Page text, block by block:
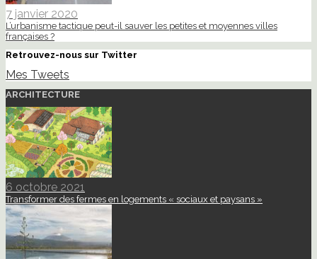
7 janvier 2020
L’urbanisme tactique peut-il sauver les petites et moyennes villes
françaises ?
Retrouvez-nous sur Twitter
Mes Tweets
ARCHITECTURE
6 octobre 2021
Transformer des fermes en logements « sociaux et paysans »